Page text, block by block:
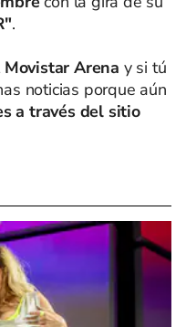
.
Movistar Arena y si tú
noticias porque aún
a través del sitio